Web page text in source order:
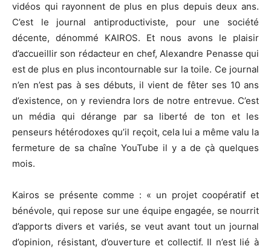
vidéos qui rayonnent de plus en plus depuis deux ans.
C’est le journal antiproductiviste, pour une société
décente, dénommé KAIROS. Et nous avons le plaisir
d’accueillir son rédacteur en chef, Alexandre Penasse qui
est de plus en plus incontournable sur la toile. Ce journal
n’en n’est pas à ses débuts, il vient de fêter ses 10 ans
d’existence, on y reviendra lors de notre entrevue. C’est
un média qui dérange par sa liberté de ton et les
penseurs hétérodoxes qu’il reçoit, cela lui a même valu la
fermeture de sa chaîne YouTube il y a de çà quelques
mois.
Kairos se présente comme : « un projet coopératif et
bénévole, qui repose sur une équipe engagée, se nourrit
d’apports divers et variés, se veut avant tout un journal
d’opinion, résistant, d’ouverture et collectif. Il n’est lié à